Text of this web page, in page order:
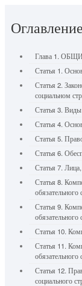
Оглавление
Глава 1.
Статья 1.
Статья 2.
социальном
Статья 3. Виды
Статья 4.
Статья 5.
Статья 6.
Статья 7.
Статья 8.
обязательного
Статья 9.
обязательного
Статья 10.
Статья 11.
обязательного
Статья 12.
социального